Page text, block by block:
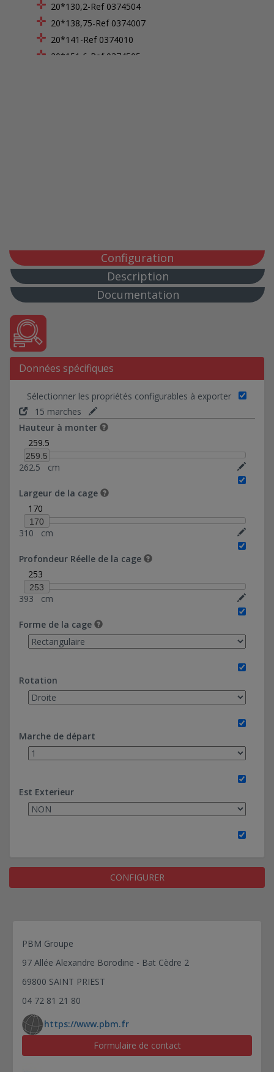
20*130,2-Ref 0374504
20*138,75-Ref 0374007
20*141-Ref 0374010
20*151,6-Ref 0374505
72*80-Ref 0374018
80*132,50-Ref 0374019
88*88-Ref 0374020
98*98-Ref 0374021
10*93-Ref 0374031
Hauteur de marche : 17,2 cm
14 marches
15 marches
17 marches
10*94-Ref 0374023
20*94-Ref 0374024
20*130-Ref 0374037
20*183,46-Ref 0374036
60*97,20-Ref 0374039
Configuration
Description
Documentation
Données spécifiques
Sélectionner les propriétés configurables à exporter
15 marches
Hauteur à monter
259.5
259.5
262.5 cm
Largeur de la cage
170
170
310 cm
Profondeur Réelle de la cage
253
253
393 cm
Forme de la cage
Rotation
Marche de départ
Est Exterieur
CONFIGURER
PBM Groupe
97 Allée Alexandre Borodine - Bat Cèdre 2
69800 SAINT PRIEST
04 72 81 21 80
https://www.pbm.fr
Formulaire de contact